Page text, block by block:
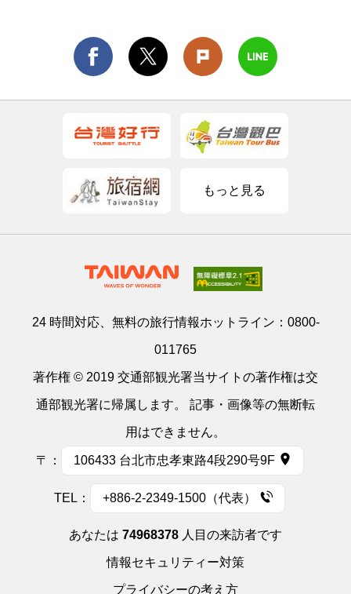
もっと見る
24 時間対応、無料の旅行情報ホットライン： 0800-
011765
著作権 © 2019 交通部観光署当サイトの著作権は交
通部観光署に帰属します。 記事・画像等の無断転
用はできません。
〒： 106433 台北市忠孝東路4段290号9F
TEL： +886-2-2349-1500（代表）
あなたは 74968378 人目の来訪者です
情報セキュリティー対策
プライバシーの考え方